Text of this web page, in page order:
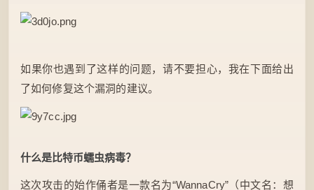
如果你也遇到了这样的问题，请不要担心，我在下面给出
了如何修复这个漏洞的建议。
什么是比特币蠕虫病毒？
这次攻击的始作俑者是一款名为“WannaCry”（中文名：想